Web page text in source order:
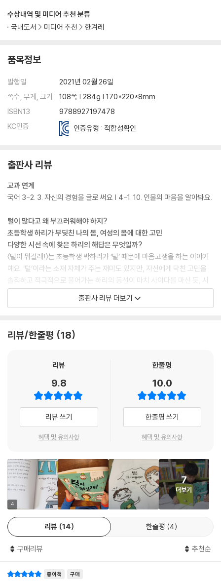
수상내역 및 미디어 추천 분류
국내도서
미디어 추천 한겨레
품목정보
발행일
2021년 02월 26일
쪽수, 무게, 크기
108쪽 | 284g | 170*220*8mm
ISBN13
9788927197478
KC인증
인증유형 : 적합성확인
출판사 리뷰
교과 연계
국어 3-2. 3. 자신의 경험을 글로 써요 | 4-1. 10. 인물의 마음을 알아봐요.
털이 많다고 왜 부끄러워해야 하지?
초등학생 하리가 부딪친 나의 몸, 여성의 몸에 대한 고민
다양한 시선 속에 찾은 하리의 해답은 무엇일까?
〈털이 뭐길래!〉는 초등학생 박하리가 ‘털’ 때문에 마음고생을 하는 이야기
예요. ‘털’이라는 소재 자체가 주는 재미도 있지만, 자신에게 닥친 고민을
솔직하고 적극적으로 풀어가는 하리의 동선이 마치 사이다를 마신 듯, 시
원한 통쾌함을 선사합니다. 이진하 작가의 유쾌한 문장과 신동근 작가의
개성 있는 그림이 만나 씩씩하고 멋진 초등학생 박하리의 이야기가 완성되
만약 박하리가 초등학교 남자아이였다면, 이야기의 흐름은 달라졌을 거예
하나도 없어!”라며 울분을 토하지는 않았을 테니까요. 아직도 우리는 많은
순간, 자신도 모르는 사이에 ‘남자니까’, ‘여자니까’라는 고정관념에 얽매여
살아가고 있습니다. 하리의 주변도 그랬지요. 엄마는 “여자 아이가 무슨 축
구냐.”며 하리가 축구하는 걸 반대했고, 하리에게 “다리털 좀 봐! 남자야,
남자!”라며 하리에게 커다란 고민을 던진 같은 반 친구 구지범은 전형적인
맨발로 가면 안 되지.”라며 예쁜 레이스 양말을 건넸습니다. 하리는 레이스
가 발목에 닿아 까칠했어요. 하지만 나에게 맞지 않는 것이라도 ‘여자니
까’에 자신을 맞춰야 한다고 생각했지요.
털과의 전면전, 그리고 털이 뭐라고
하리는 털과의 전면전을 선포하며 털을 없애기 위해 다양한 노력을 기울여
요. 엄마와 아빠는 그런 하리에게 “나중에 레이저 제모를 하면 된다.” 정도
했으니까요. 하리는 검색의 검색을 거듭하며 심지어 ‘제모의 역사’까지 뒤
이 사라진 다리를 보여 주려고 노력하지만, 결국 ‘여보(여자털보)’라는 별
출판사 리뷰 더보기
리뷰/한줄평 18
리뷰
9.8
리뷰 쓰기
혜택 및 유의사항
한줄평
10.0
한줄평 쓰기
혜택 및 유의사항
4
7
더보기
리뷰 14 한줄평 4
구매리뷰 추천순
종이책 구매